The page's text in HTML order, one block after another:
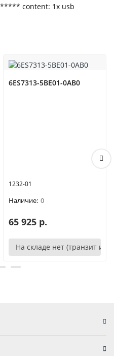
content: 1x usb
аналог)
6ES7313-5BE01-0AB0
1232-01
0
65 925 р.
На складе нет (транзит или